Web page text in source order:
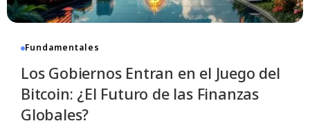
Fundamentales
Los Gobiernos Entran en el Juego del
Bitcoin: ¿El Futuro de las Finanzas
Globales?